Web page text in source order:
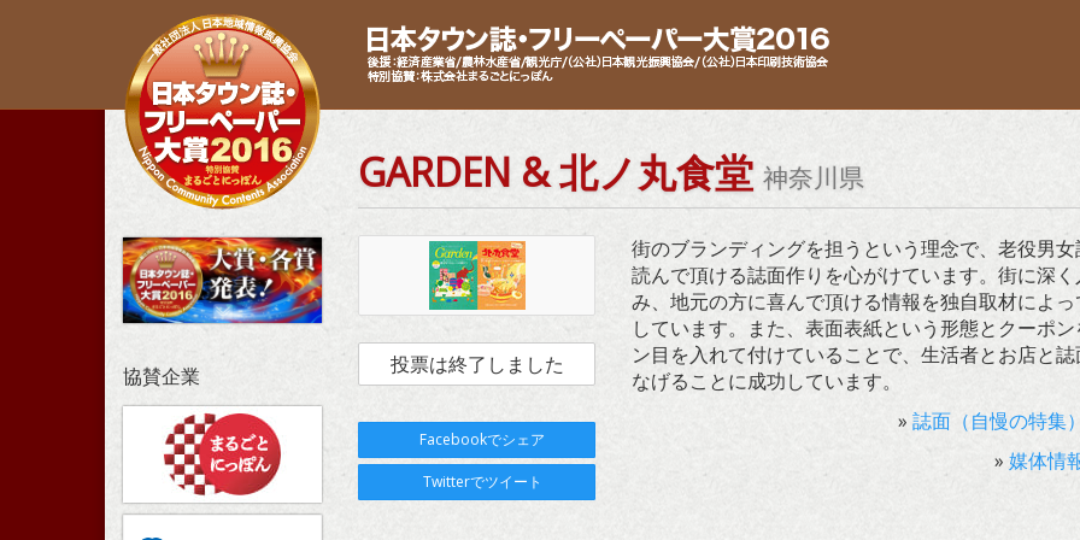
GARDEN & 北ノ丸食堂 神奈川県
投票は終了しました
Facebookでシェア
Twitterでツイート
街のブランディングを担うという理念で、老役男
読んで頂ける誌面作りを心がけています。街に深
み、地元の方に喜んで頂ける情報を独自取材によ
しています。また、表面表紙という形態とクーポ
ン目を入れて付けていることで、生活者とお店と
なげることに成功しています。
»誌面（自慢の特集
»媒体情
協賛企業